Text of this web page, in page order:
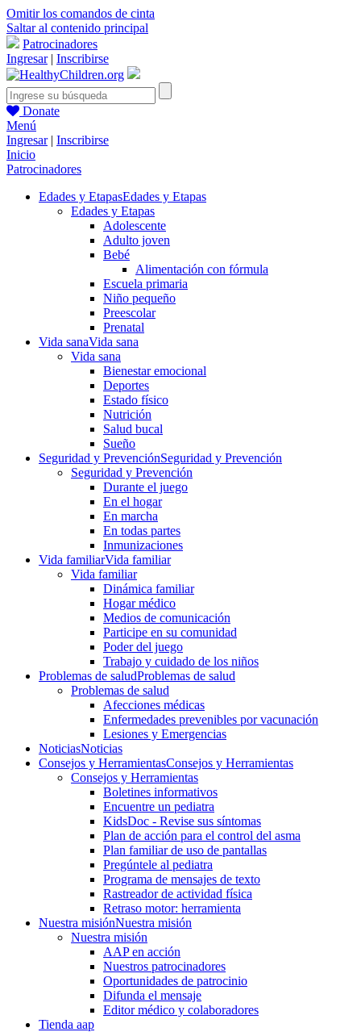
Omitir los comandos de cinta
Saltar al contenido principal
Patrocinadores
Ingresar| Inscribirse
Donate
Menú
Ingresar| Inscribirse
Inicio
Patrocinadores
Edades y EtapasEdades y Etapas
Edades y Etapas
Adolescente
Adulto joven
Bebé
Alimentación con fórmula
Escuela primaria
Niño pequeño
Preescolar
Prenatal
Vida sanaVida sana
Vida sana
Bienestar emocional
Deportes
Estado físico
Nutrición
Salud bucal
Sueño
Seguridad y PrevenciónSeguridad y Prevención
Seguridad y Prevención
Durante el juego
En el hogar
En marcha
En todas partes
Inmunizaciones
Vida familiarVida familiar
Vida familiar
Dinámica familiar
Hogar médico
Medios de comunicación
Participe en su comunidad
Poder del juego
Trabajo y cuidado de los niños
Problemas de saludProblemas de salud
Problemas de salud
Afecciones médicas
Enfermedades prevenibles por vacunación
Lesiones y Emergencias
NoticiasNoticias
Consejos y HerramientasConsejos y Herramientas
Consejos y Herramientas
Boletines informativos
Encuentre un pediatra
KidsDoc - Revise sus síntomas
Plan de acción para el control del asma
Plan familiar de uso de pantallas
Pregúntele al pediatra
Programa de mensajes de texto
Rastre​​ador de activida​d física
Retraso motor: herramienta
Nuestra misiónNuestra misión
Nuestra misión
AAP en acción
Nuestros patrocinadores
Oportunidades de patrocinio
Difunda el mensaje
Editor médico y colaboradores
Tienda aap